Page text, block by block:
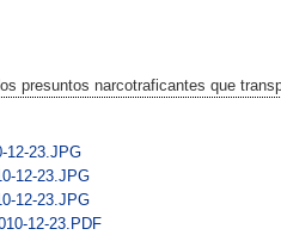
presuntos narcotraficantes que
12-23.JPG
12-23.JPG
12-23.JPG
12-23.PDF